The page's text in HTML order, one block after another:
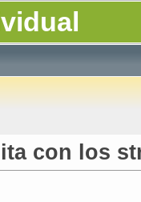
con los